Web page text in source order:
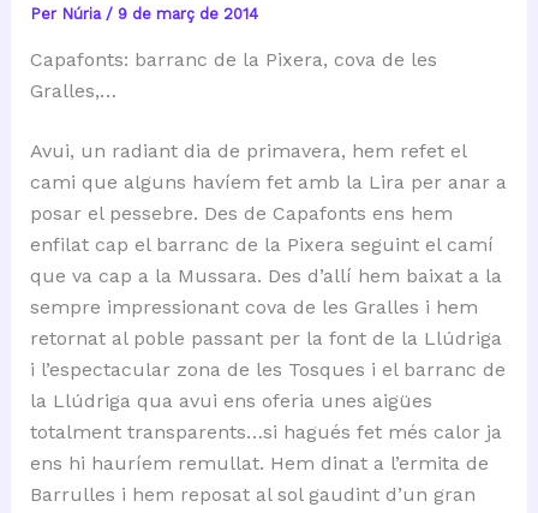
Per Núria / 9 de març de 2014
Capafonts: barranc de la Pixera, cova de les
Gralles,…
Avui, un radiant dia de primavera, hem refet el
cami que alguns havíem fet amb la Lira per anar a
posar el pessebre. Des de Capafonts ens hem
enfilat cap el barranc de la Pixera seguint el camí
que va cap a la Mussara. Des d’allí hem baixat a la
sempre impressionant cova de les Gralles i hem
retornat al poble passant per la font de la Llúdriga
i l’espectacular zona de les Tosques i el barranc de
la Llúdriga qua avui ens oferia unes aigües
totalment transparents…si hagués fet més calor ja
ens hi hauríem remullat. Hem dinat a l’ermita de
Barrulles i hem reposat al sol gaudint d’un gran